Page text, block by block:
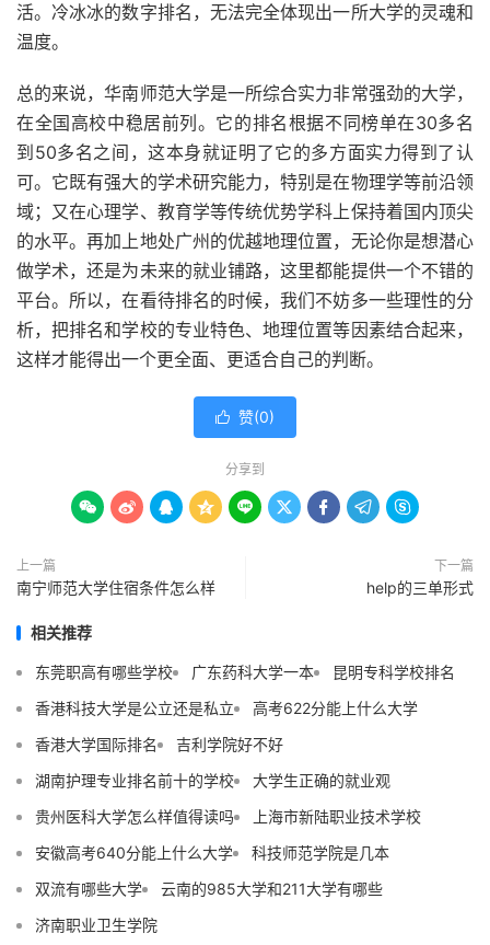
活。冷冰冰的数字排名，无法完全体现出一所大学的灵魂和
温度。
总的来说，华南师范大学是一所综合实力非常强劲的大学，
在全国高校中稳居前列。它的排名根据不同榜单在30多名
到50多名之间，这本身就证明了它的多方面实力得到了认
可。它既有强大的学术研究能力，特别是在物理学等前沿领
域；又在心理学、教育学等传统优势学科上保持着国内顶尖
的水平。再加上地处广州的优越地理位置，无论你是想潜心
做学术，还是为未来的就业铺路，这里都能提供一个不错的
平台。所以，在看待排名的时候，我们不妨多一些理性的分
析，把排名和学校的专业特色、地理位置等因素结合起来，
这样才能得出一个更全面、更适合自己的判断。
 赞(0)
分享到
        
上一篇
南宁师范大学住宿条件怎么样
下一篇
help的三单形式
相关推荐
东莞职高有哪些学校 广东药科大学一本
昆明专科学校排名
香港科技大学是公立还是私立
高考622分能上什么大学
香港大学国际排名
吉利学院好不好
湖南护理专业排名前十的学校
大学生正确的就业观
贵州医科大学怎么样值得读吗
上海市新陆职业技术学校
安徽高考640分能上什么大学
科技师范学院是几本
双流有哪些大学
云南的985大学和211大学有哪些
济南职业卫生学院